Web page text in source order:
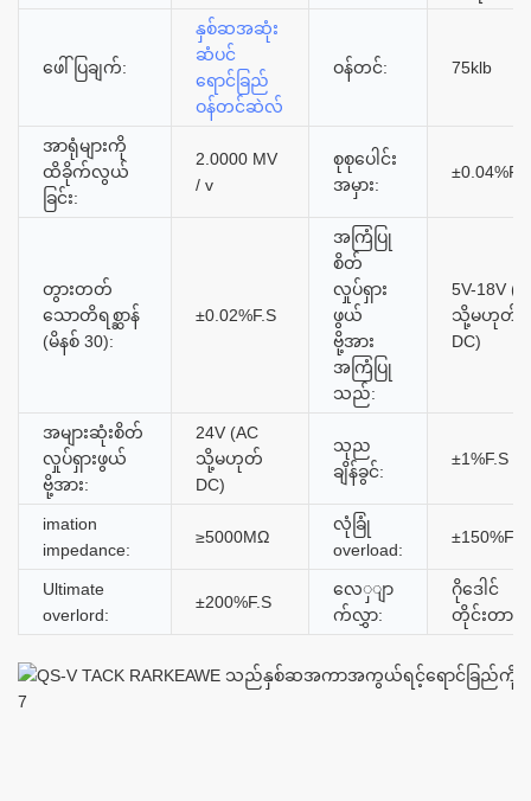
ဖေါ်ပြချက်:
နှစ်ဆအဆုံး
ဆံပင်
ရောင်ခြည်
ဝန်တင်ဆဲလ်
ဝန်တင်: 75klb
အာရုံများကို
ထိခိုက်လွယ်
ခြင်း:
2.0000 MV
/ v
စုစုပေါင်း
အမှား:
±0.04%F.S
တွားတတ်
သောတိရစ္ဆာန်
(မိနစ် 30):
±0.02%F.S
အကြံပြု
စိတ်
လှုပ်ရှား
ဖွယ်
ဗို့အား
အကြံပြု
သည်:
5V-18V
သို့မဟုတ်
DC)
အများဆုံးစိတ်
လှုပ်ရှားဖွယ်
ဗို့အား:
24V (AC
သို့မဟုတ်
DC)
သုည
ချိန်ခွင်:
±1%F.S
imation
impedance:
≥5000MΩ
လုံခြုံ
overload:
±150%F.S
Ultimate
overlord:
±200%F.S
လေှျာ
က်လွှာ:
ဂိုဒေါင်
တိုင်းတာခြ